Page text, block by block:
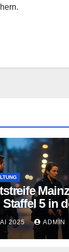
Mainz
Staffel 5 in
2025 ADMIN